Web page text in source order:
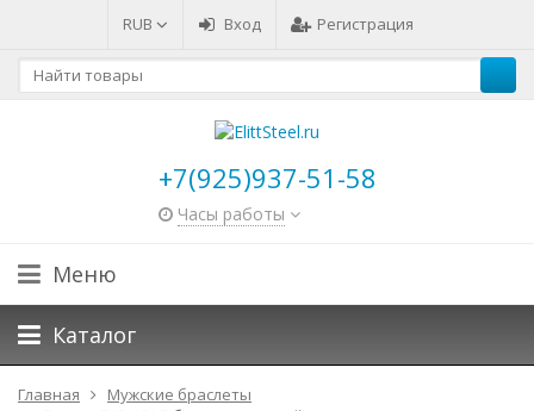
RUB Вход Регистрация
+7(925)937-51-58
Часы работы
Меню
Каталог
Главная
Мужские браслеты